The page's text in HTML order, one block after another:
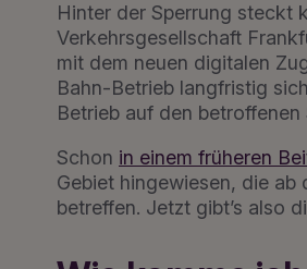
Hinter der Sperrung steckt
Verkehrsgesellschaft
mit dem neuen digitalen
Bahn-Betrieb langfristig
Betrieb auf den betroffenen
Schon in einem früheren
Gebiet hingewiesen, die ab
betreffen. Jetzt gibt’s also